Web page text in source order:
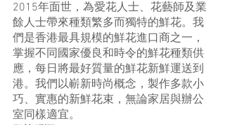
2015年面世，為愛花人士、花藝師及業
餘人士帶來種類繁多而獨特的鮮花。我
們是香港最具規模的鮮花進口商之一，
掌握不同國家優良和時令的鮮花種類供
應，每日將最好質量的鮮花新鮮運送到
港。我們以嶄新時尚概念，製作多款小
巧、實惠的新鮮花束，無論家居與辦公
室同樣適宜。